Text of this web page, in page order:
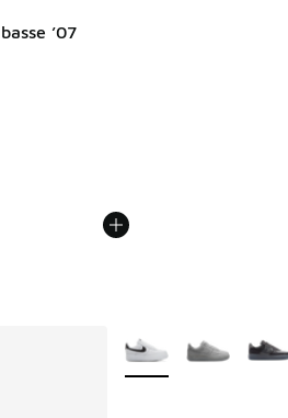
’07
- [5 sur 5 étoiles], 8 commentaires
Plus de couleurs